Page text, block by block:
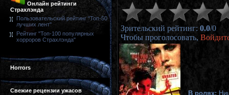
Онлайн рейтинги
Страхлэнда
Пользовательский рейтинг "Топ-50
лучших лент"
Рейтинг "Топ-100 популярных
хорроров Страхлэнда"
Horrors
Свежие рецензии ужасов
Зрительский рейтинг: 0.0/0
Чтобы проголосовать,
В ролях: